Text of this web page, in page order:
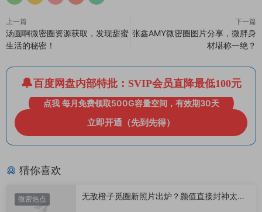
上一篇
汤圆啊微密圈资源获取，发现甜蜜
生活的秘密！
下一篇
张鑫AMY微密圈图片分享，微胖身
材堪称一绝？
百度网盘内部特批：SVIP会员直降最低100元
点我 每月免费领取500G容量空间，有效期30天
立即开通（先到先得）
猜你喜欢
微密热点
无敌橙子觅圈新照片出炉？颜值直接封神太惊